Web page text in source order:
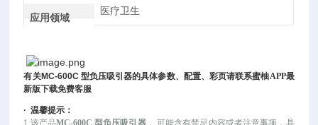
应用领域
医疗卫生
有关MC-600C 型负压吸引器的具体参数、配置、彩页请联系蜜柚APP最
新版下载免费客服
·温馨提示：
1.该产品MC-600C 型负压吸引器， 可能含有禁忌内容或者注意事项，具